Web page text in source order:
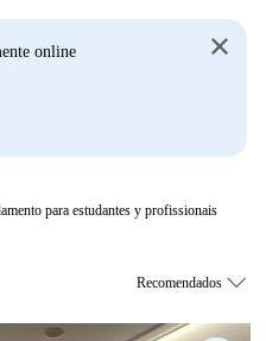
online
para estudantes y profissionais